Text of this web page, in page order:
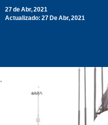
27 de Abr, 2021
Actualizado: 27 De Abr, 2021